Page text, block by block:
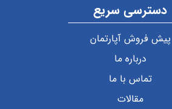
دسترسی سریع
پیش فروش آپارتمان
درباره ما
تماس با ما
مقالات